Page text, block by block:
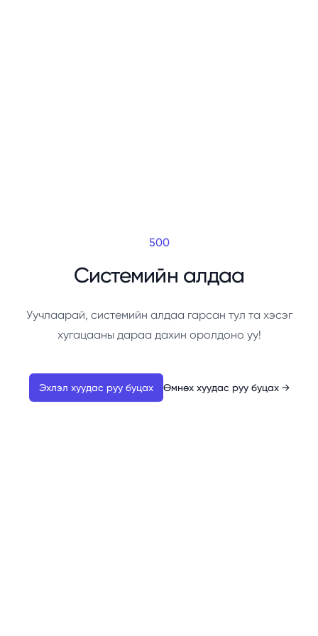
500
Системийн алдаа
Уучлаарай, системийн алдаа гарсан тул та хэсэг
хугацааны дараа дахин оролдоно уу!
Эхлэл хуудас руу буцах Өмнөх хуудас руу буцах →